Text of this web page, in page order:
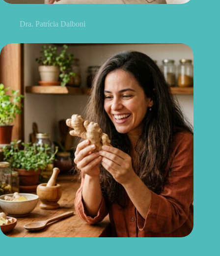
Dra. Patrícia Dalboni